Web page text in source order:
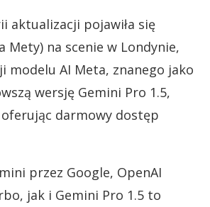
aktualizacji pojawiła się
Mety) na scenie w Londynie,
modelu AI Meta, znanego jako
wersję Gemini Pro 1.5,
darmowy dostęp
przez Google, OpenAI
jak i Gemini Pro 1.5 to